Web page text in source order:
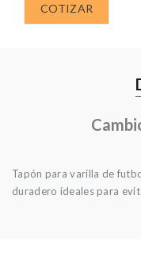
COTIZAR
Tapón para varilla de
duradero ideales para